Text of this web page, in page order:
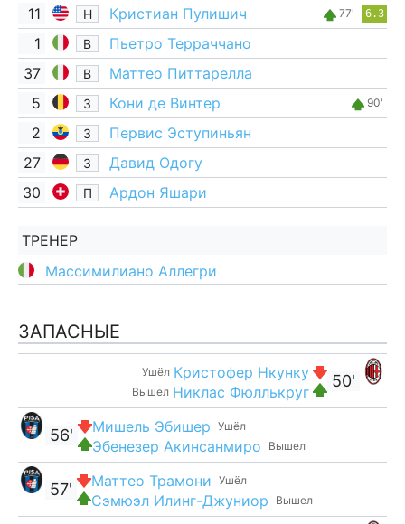
11 Н Кристиан Пулишич 77' 6.3
1 В
Пьетро Терраччано
37
В
Маттео Питтарелла
5
З Кони де Винтер 90'
2 З
Первис Эступиньян
27
З
Давид Одогу
30
П Ардон Яшари
ТРЕНЕР
Массимилиано Аллегри
ЗАПАСНЫЕ
50'
Ушёл Кристофер Нкунку
Вышел Никлас Фюллькруг
Ушёл
Мишель Эбишер
Вышел
Эбенезер Акинсанмиро
56'
Ушёл
Маттео Трамони
Вышел
Сэмюэл Илинг-Джуниор
57'